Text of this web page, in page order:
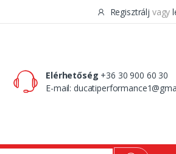
Regisztrálj vagy
Elérhetőség +36 30 900 60 30
E-mail: